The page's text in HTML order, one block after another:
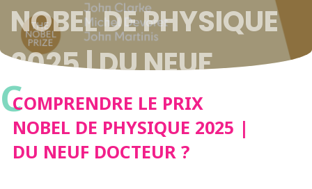
NOBEL DE PHYSIQUE
2025 | DU NEUF
DOCTEUR ?
CCOMPRENDRE LE PRIX
NOBEL DE PHYSIQUE 2025 |
DU NEUF DOCTEUR ?